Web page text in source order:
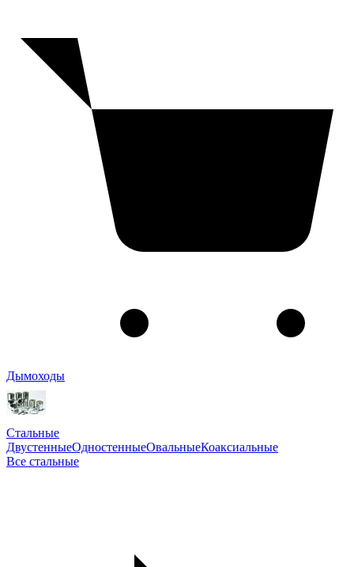
Дымоходы
Стальные
ДвустенныеОдностенныеОвальныеКоаксиальные
Все стальные